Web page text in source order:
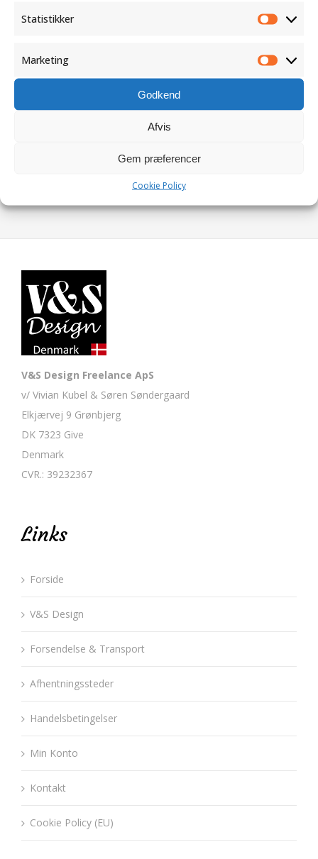
Statistikker
Marketing
Godkend
Afvis
Gem præferencer
Cookie Policy
næste gang jeg kommenterer
V&S Design Freelance ApS
v/ Vivian Kubel & Søren Søndergaard
Elkjærvej 9 Grønbjerg
DK 7323 Give
Denmark
CVR.: 39232367
Links
Forside
V&S Design
Forsendelse & Transport
Afhentningssteder
Handelsbetingelser
Min Konto
Kontakt
Cookie Policy (EU)